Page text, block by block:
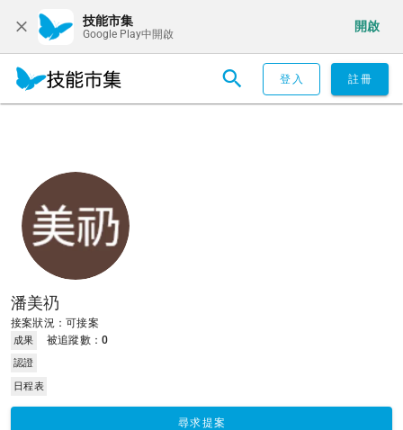
技能市集
Google Play中開啟
開啟
登入 註冊
潘美礽
接案狀況：可接案
成果 被追蹤數：0
認證
日程表
尋求提案